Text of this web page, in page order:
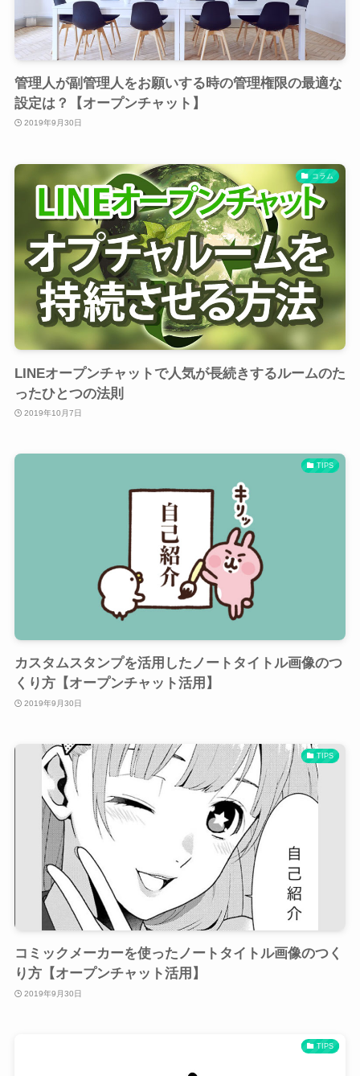
管理人が副管理人をお願いする時の管理権限の最適な
設定は？【オープンチャット】
2019年9月30日
コラム
LINEオープンチャットで人気が長続きするルームのた
ったひとつの法則
2019年10月7日
TIPS
カスタムスタンプを活用したノートタイトル画像のつ
くり方【オープンチャット活用】
2019年9月30日
TIPS
コミックメーカーを使ったノートタイトル画像のつく
り方【オープンチャット活用】
2019年9月30日
TIPS